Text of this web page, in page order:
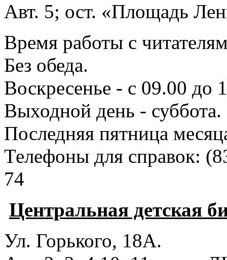
Авт. 5; ост. «Площадь
Время работы с
Без обеда.
Воскресенье - с 09.00 до
Выходной день - суббота.
Последняя пятница
Телефоны для справок:
74
Центральная детская
Ул. Горького, 18А.